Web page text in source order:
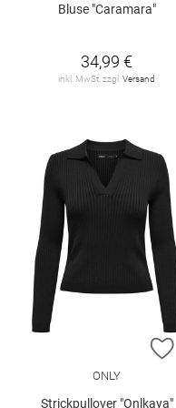
Bluse "Caramara"
34,99 €
inkl. MwSt. zzgl. Versand
ONLY
Strickpullover "Onlkaya"